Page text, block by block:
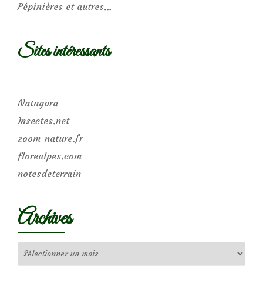
Pépinières et autres…
Sites intéressants
Natagora
Insectes.net
zoom-nature.fr
florealpes.com
notesdeterrain
Archives